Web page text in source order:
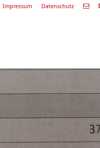
Impressum Datenschutz